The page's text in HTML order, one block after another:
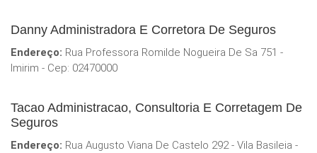
Danny Administradora E Corretora De Seguros
Endereço: Rua Professora Romilde Nogueira De Sa 751 -
Imirim - Cep: 02470000
Tacao Administracao, Consultoria E Corretagem De
Seguros
Endereço: Rua Augusto Viana De Castelo 292 - Vila Basileia -